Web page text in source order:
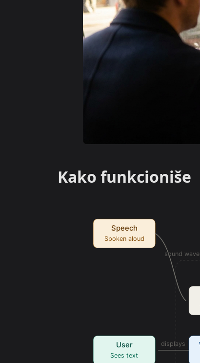
Kako funkcioniše